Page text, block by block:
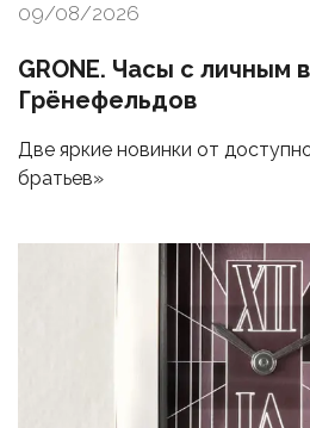
09/08/2026
GRONE. Часы с личным
Грёнефельдов
Две яркие новинки от
братьев»